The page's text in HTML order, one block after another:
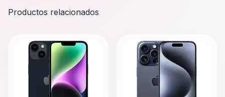
Productos relacionados